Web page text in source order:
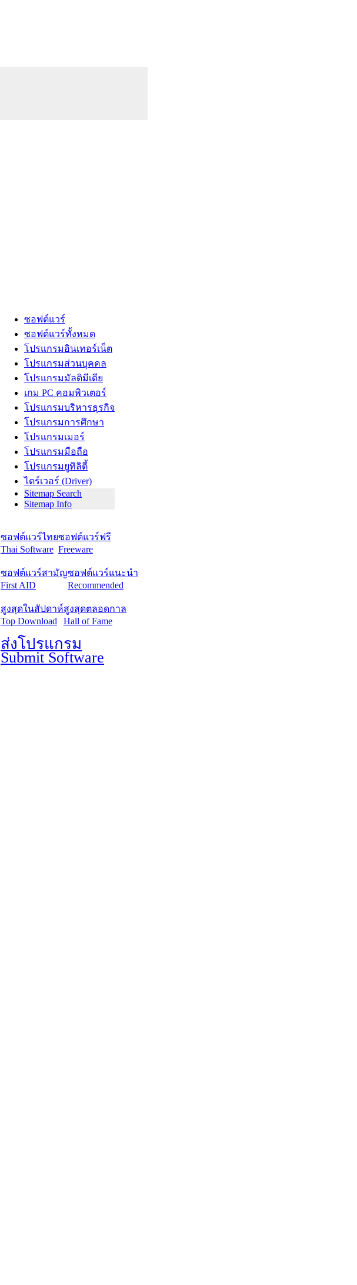
ซอฟต์แวร์
ซอฟต์แวร์ทั้งหมด
โปรแกรมอินเทอร์เน็ต
โปรแกรมส่วนบุคคล
โปรแกรมมัลติมีเดีย
เกม PC คอมพิวเตอร์
โปรแกรมบริหารธุรกิจ
โปรแกรมการศึกษา
โปรแกรมเมอร์
โปรแกรมมือถือ
โปรแกรมยูทิลิตี้
ไดร์เวอร์ (Driver)
Sitemap Search
Sitemap Info
ซอฟต์แวร์ไทย
Thai Software
ซอฟต์แวร์ฟรี
Freeware
ซอฟต์แวร์สามัญ
First AID
ซอฟต์แวร์แนะนำ
Recommended
สูงสุดในสัปดาห์
Top Download
สูงสุดตลอดกาล
Hall of Fame
ส่งโปรแกรม
Submit Software